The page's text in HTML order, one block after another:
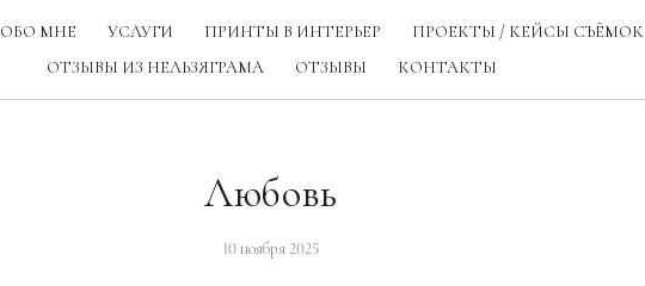
ОБО МНЕ УСЛУГИ ПРИНТЫ В ИНТЕРЬЕР ПРОЕКТЫ / КЕЙСЫ СЪЁМОК
ОТЗЫВЫ ИЗ НЕЛЬЗЯГРАМА
ОТЗЫВЫ КОНТАКТЫ
Любовь
10 ноября 2025